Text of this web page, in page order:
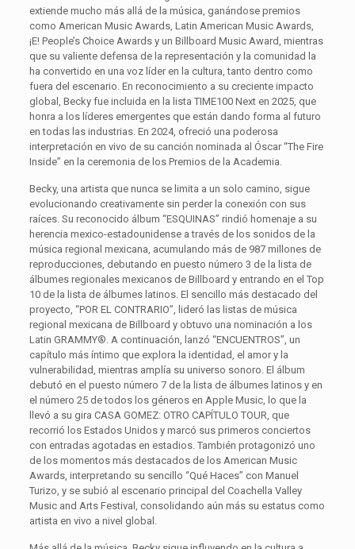
extiende mucho más allá de la música, ganándose premios
como American Music Awards, Latin American Music Awards,
¡E! People’s Choice Awards y un Billboard Music Award, mientras
que su valiente defensa de la representación y la comunidad la
ha convertido en una voz líder en la cultura, tanto dentro como
fuera del escenario. En reconocimiento a su creciente impacto
global, Becky fue incluida en la lista TIME100 Next en 2025, que
honra a los líderes emergentes que están dando forma al futuro
en todas las industrias. En 2024, ofreció una poderosa
interpretación en vivo de su canción nominada al Óscar “The Fire
Inside” en la ceremonia de los Premios de la Academia.
Becky, una artista que nunca se limita a un solo camino, sigue
evolucionando creativamente sin perder la conexión con sus
raíces. Su reconocido álbum “ESQUINAS” rindió homenaje a su
herencia mexico-estadounidense a través de los sonidos de la
música regional mexicana, acumulando más de 987 millones de
reproducciones, debutando en puesto número 3 de la lista de
álbumes regionales mexicanos de Billboard y entrando en el Top
10 de la lista de álbumes latinos. El sencillo más destacado del
proyecto, “POR EL CONTRARIO”, lideró las listas de música
regional mexicana de Billboard y obtuvo una nominación a los
Latin GRAMMY®. A continuación, lanzó “ENCUENTROS”, un
capítulo más íntimo que explora la identidad, el amor y la
vulnerabilidad, mientras amplía su universo sonoro. El álbum
debutó en el puesto número 7 de la lista de álbumes latinos y en
el número 25 de todos los géneros en Apple Music, lo que la
llevó a su gira CASA GOMEZ: OTRO CAPÍTULO TOUR, que
recorrió los Estados Unidos y marcó sus primeros conciertos
con entradas agotadas en estadios. También protagonizó uno
de los momentos más destacados de los American Music
Awards, interpretando su sencillo “Qué Haces” con Manuel
Turizo, y se subió al escenario principal del Coachella Valley
Music and Arts Festival, consolidando aún más su estatus como
artista en vivo a nivel global.